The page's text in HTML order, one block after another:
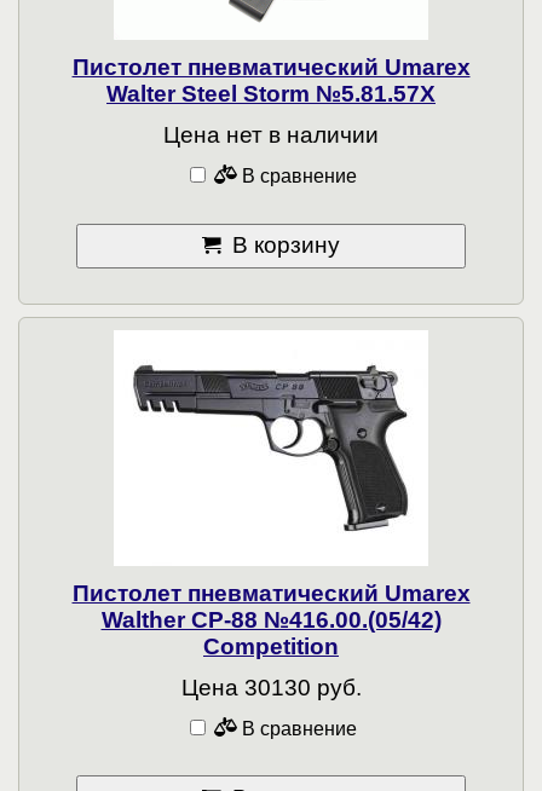
Пистолет пневматический Umarex
Walter Steel Storm №5.81.57X
Цена нет в наличии
В сравнение
В корзину
Пистолет пневматический Umarex
Walther CP-88 №416.00.(05/42)
Competition
Цена 30130 руб.
В сравнение